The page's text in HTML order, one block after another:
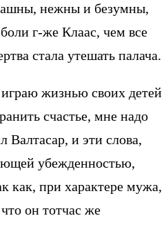
нежны и безумны,
г-же Клаас, чем все
стала утешать палача.
жизнью своих детей
счастье, мне надо
и эти слова,
убежденностью,
как, при характере мужа,
он тотчас же